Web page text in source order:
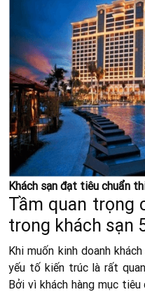
Khách sạn đạt tiêu chuẩn
Tầm quan trọng
trong khách sạn
Khi muốn kinh doanh
yếu tố kiến trúc là rất
Bởi vì khách hàng mục